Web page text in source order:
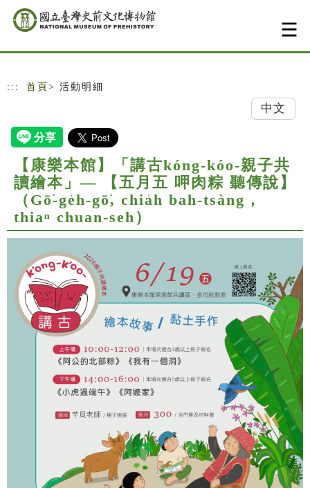
跳到主要內容
網站導覽
::: 首頁 > 活動明細
中文
【康樂本館】「講古kóng-kóo-親子共
讀繪本」— 【五月五 呷肉粽 聽傳說】
（Gō͘-ge̍h-gō͘, chia̍h bah-tsàng，
thiaⁿ chuan-seh）